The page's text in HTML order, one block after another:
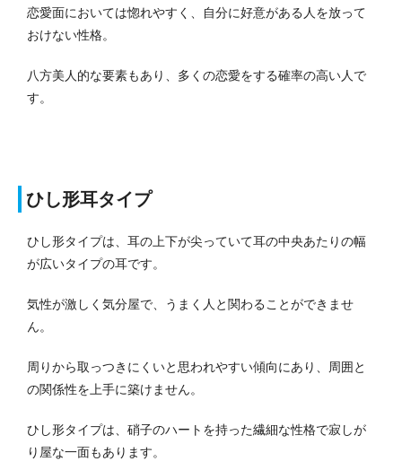
恋愛面においては惚れやすく、自分に好意がある人を放って
おけない性格。
八方美人的な要素もあり、多くの恋愛をする確率の高い人で
す。
ひし形耳タイプ
ひし形タイプは、耳の上下が尖っていて耳の中央あたりの幅
が広いタイプの耳です。
気性が激しく気分屋で、うまく人と関わることができませ
ん。
周りから取っつきにくいと思われやすい傾向にあり、周囲と
の関係性を上手に築けません。
ひし形タイプは、硝子のハートを持った繊細な性格で寂しが
り屋な一面もあります。